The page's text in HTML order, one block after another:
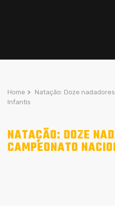
Home > Natação: Doze
Infantis
NATAÇÃO: DOZE
CAMPEONATO